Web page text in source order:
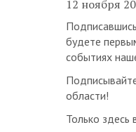
12 ноября
будете
событиях
области!
Только здесь